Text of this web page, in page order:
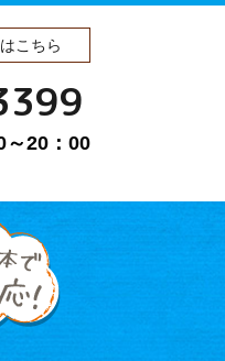
こちら
～20：00